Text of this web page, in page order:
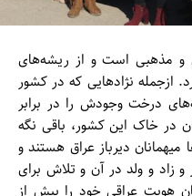
و مذهبی است و از ریشه‌‌های
ازجمله نژاد‌هایی که در کشور
درخت وجودش را در برابر
در خاک این کشور، باقی نگه
دیرباز عراق هستند و
زاد و ولد در آن و تلاش برای